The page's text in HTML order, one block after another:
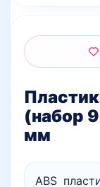
(набор
мм
ABS